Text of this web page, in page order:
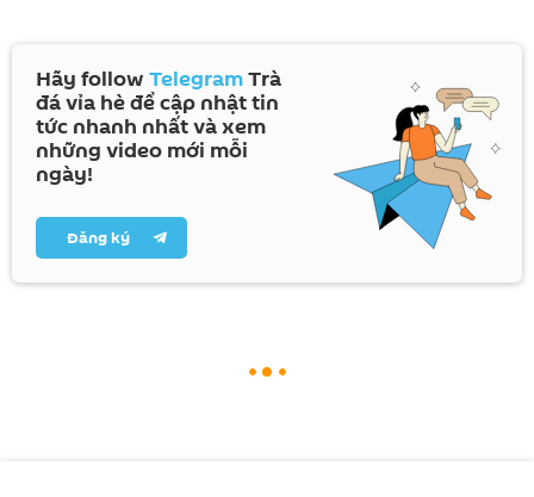
Hãy follow TelegramTrà
đá vỉa hè để cập nhật tin
tức nhanh nhất và xem
những video mới mỗi
ngày!
Đăng ký